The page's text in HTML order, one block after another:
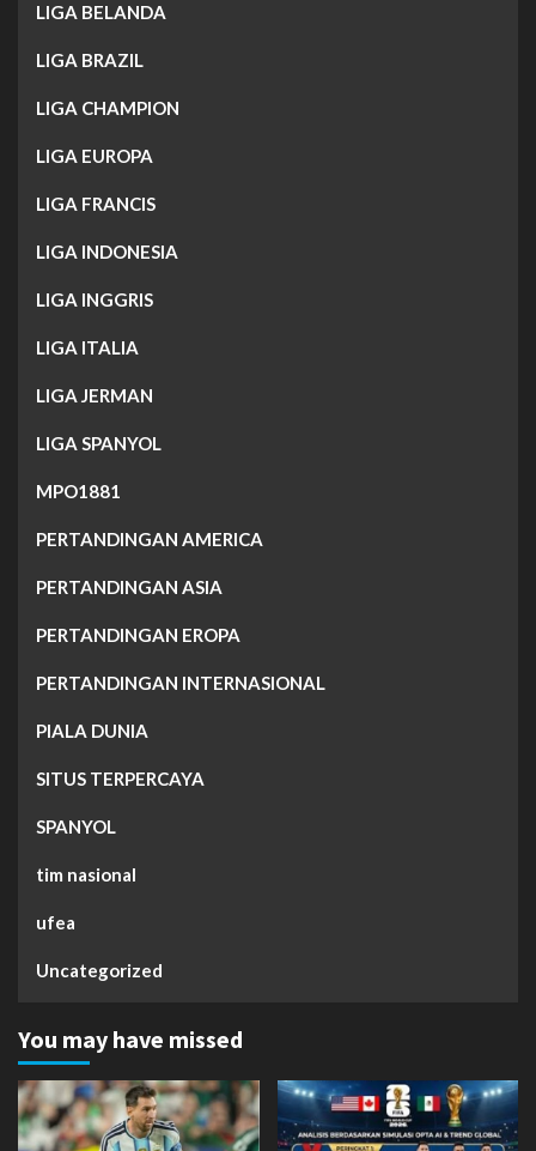
LIGA BELANDA
LIGA BRAZIL
LIGA CHAMPION
LIGA EUROPA
LIGA FRANCIS
LIGA INDONESIA
LIGA INGGRIS
LIGA ITALIA
LIGA JERMAN
LIGA SPANYOL
MPO1881
PERTANDINGAN AMERICA
PERTANDINGAN ASIA
PERTANDINGAN EROPA
PERTANDINGAN INTERNASIONAL
PIALA DUNIA
SITUS TERPERCAYA
SPANYOL
tim nasional
ufea
Uncategorized
You may have missed